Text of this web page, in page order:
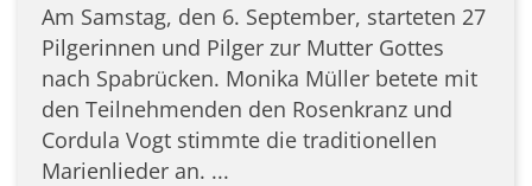
Am Samstag, den 6. September, starteten 27
Pilgerinnen und Pilger zur Mutter Gottes
nach Spabrücken. Monika Müller betete mit
den Teilnehmenden den Rosenkranz und
Cordula Vogt stimmte die traditionellen
Marienlieder an. ...